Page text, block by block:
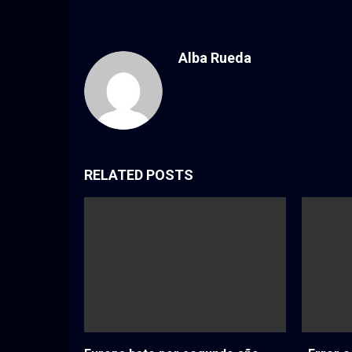
Alba Rueda
RELATED POSTS